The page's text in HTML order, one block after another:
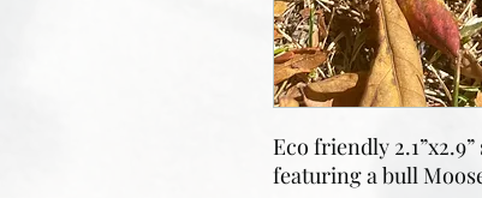
Eco friendly
featuring a bull